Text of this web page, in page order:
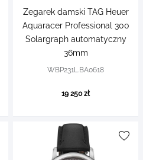
Zegarek damski TAG Heuer
Aquaracer Professional 300
Solargraph automatyczny
36mm
WBP231L.BA0618
19 250 zł